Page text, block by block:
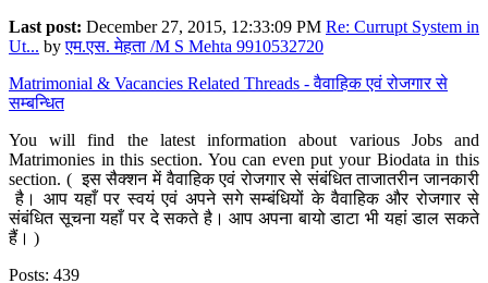
Last post: December 27, 2015, 12:33:09 PM Re: Currupt System in
Ut... byएम.एस. मेहता /M S Mehta 9910532720
Matrimonial & Vacancies Related Threads - वैवाहिक एवं रोजगार से
सम्बन्धित
You will find the latest information about various Jobs and
Matrimonies in this section. You can even put your Biodata in this
section. ( इस सैक्शन में वैवाहिक एवं रोजगार से संबंधित ताजातरीन जानकारी
है। आप यहाँ पर स्वयं एवं अपने सगे सम्बंधियों के वैवाहिक और रोजगार से
संबंधित सूचना यहाँ पर दे सकते है। आप अपना बायो डाटा भी यहां डाल सकते
हैं। )
Posts: 439